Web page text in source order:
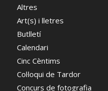
Altres
Art(s) i lletres
Butlletí
Calendari
Cinc Cèntims
Col·loqui de Tardor
Concurs de fotografia